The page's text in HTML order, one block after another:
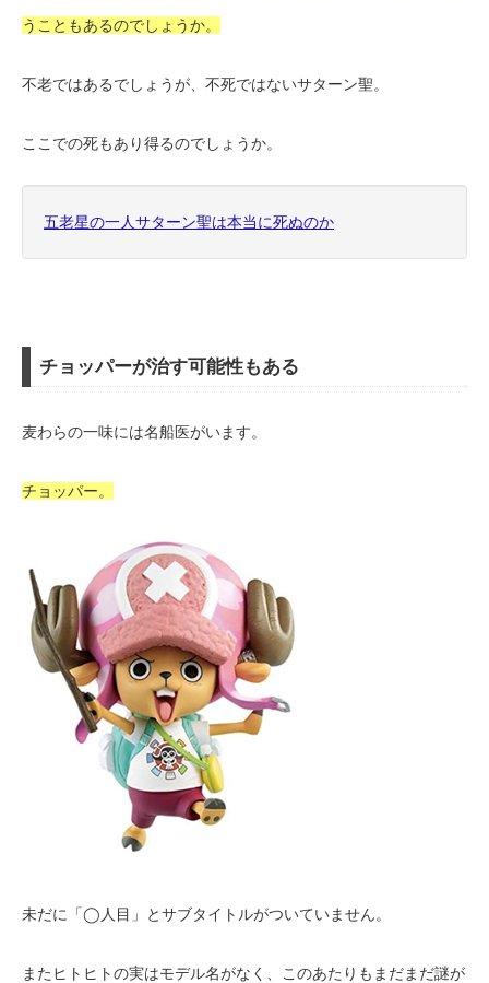
うこともあるのでしょうか。
不老ではあるでしょうが、不死ではないサターン聖。
ここでの死もあり得るのでしょうか。
五老星の一人サターン聖は本当に死ぬのか
チョッパーが治す可能性もある
麦わらの一味には名船医がいます。
チョッパー。
未だに「◯人目」とサブタイトルがついていません。
またヒトヒトの実はモデル名がなく、このあたりもまだまだ謎が